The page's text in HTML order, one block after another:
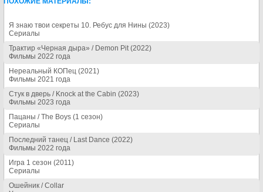
Я знаю твои секреты 10. Ребус для Нины (2023)
Сериалы
Трактир «Черная дыра» / Demon Pit (2022)
Фильмы 2022 года
Нереальный КОПец (2021)
Фильмы 2021 года
Стук в дверь / Knock at the Cabin (2023)
Фильмы 2023 года
Пацаны / The Boys (1 сезон)
Сериалы
Последний танец / Last Dance (2022)
Фильмы 2022 года
Игра 1 сезон (2011)
Сериалы
Ошейник / Collar